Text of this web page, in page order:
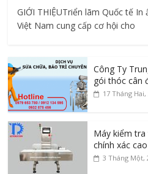
GIỚI THIỆUTriển lãm Quốc tế
Việt Nam cung cấp cơ hội cho
Công Ty
gói thóc cân
17 Tháng Hai,
Máy kiểm
chính xác cao
3 Tháng Một,